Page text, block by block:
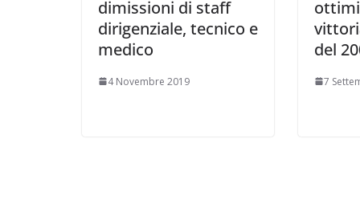
dimissioni di staff
dirigenziale, tecnico e
medico
4 Novembre 2019
del
7